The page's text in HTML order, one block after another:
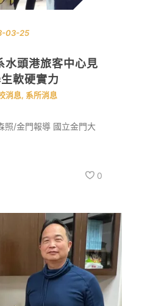
03-25
水頭港旅客中心見
軟硬實力
消息, 系所消息
照/金門報導 國立金門大
0